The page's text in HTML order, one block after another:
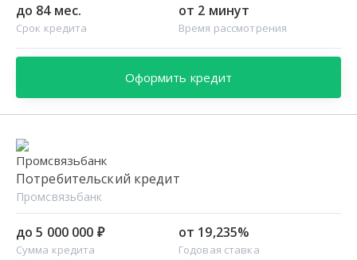
до 84 мес.
Срок кредита
от 2 минут
Время рассмотрения
Оформить кредит
Потребительский кредит
Промсвязьбанк
до 5 000 000 ₽
Сумма кредита
от 19,235%
Годовая ставка